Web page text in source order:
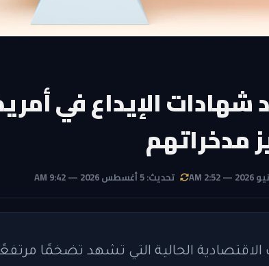
شهادات الإيداع في
مدخراتهم
تحديث: 5 أغسطس 2026 — 9:42 AM
الحالية التي تشهد تضخمًا